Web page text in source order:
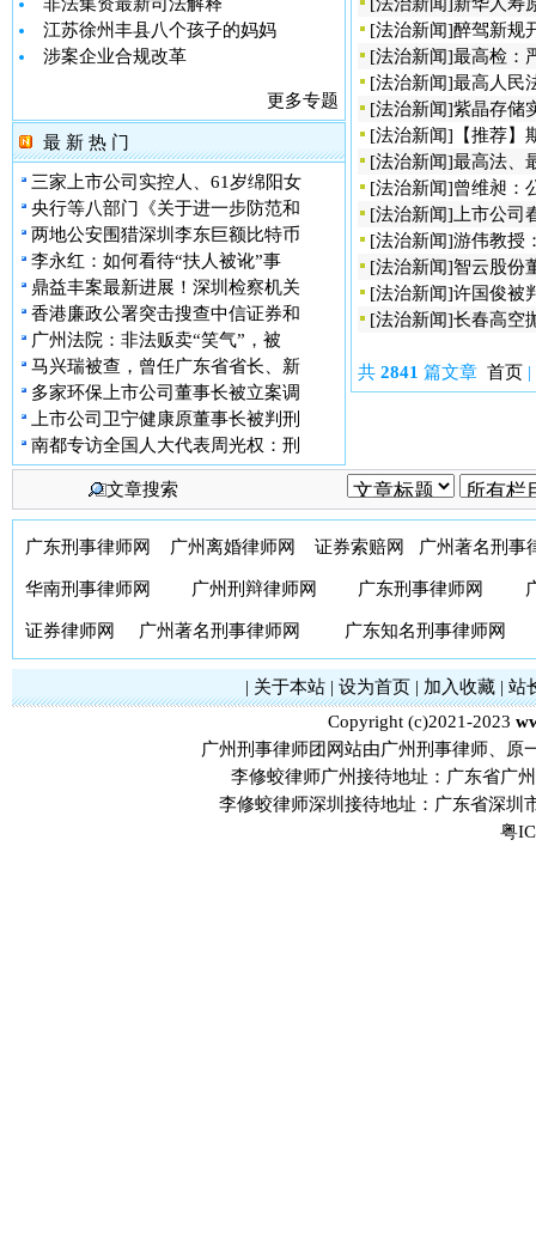
江苏徐州丰县八个孩子的妈妈
涉案企业合规改革
更多专题
最 新 热 门
三家上市公司实控人、61岁绵阳女
央行等八部门《关于进一步防范和
两地公安围猎深圳李东巨额比特币
李永红：如何看待“扶人被讹”事
鼎益丰案最新进展！深圳检察机关
香港廉政公署突击搜查中信证券和
广州法院：非法贩卖“笑气”，被
马兴瑞被查，曾任广东省省长、新
多家环保上市公司董事长被立案调
上市公司卫宁健康原董事长被判刑
南都专访全国人大代表周光权：刑
[法治新闻]醉驾新规
[法治新闻]最高检：
[法治新闻]最高人民
[法治新闻]紫晶存储
[法治新闻] 【推荐
[法治新闻]最高法、
[法治新闻]曾维昶：
[法治新闻] 上市公
[法治新闻]游伟教授
[法治新闻]智云股份
[法治新闻]许国俊被
[法治新闻]长春高空
共 2841 篇文章 首页 |
文章搜索
广东刑事律师网 广州离婚律师网 证券索赔网 广州著名刑事
华南刑事律师网 广州刑辩律师网 广东刑事律师网
证券律师网 广州著名刑事律师网 广东知名刑事律师网
| 关于本站| 设为首页| 加入收藏| 站
Copyright (c)2021-2023
广州刑事律师团网站由广州刑事律师、原
李修蛟律师广州接待地址：广东省广
李修蛟律师深圳接待地址：广东省深圳
粤